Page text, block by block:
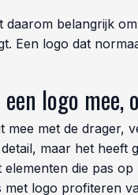
daarom belangrijk
Een logo dat
logo
mee met de drager,
maar het
die pas
met logo profiteren